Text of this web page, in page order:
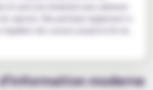
qu'à une inhalation plus aérienne
de vapoter. Elle participe également à
régulière des saveurs jusqu'à la fin du
moderne